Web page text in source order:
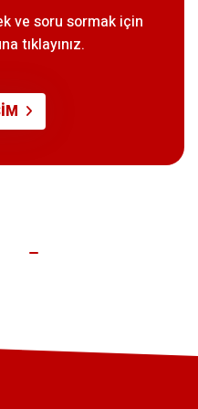
ve soru sormak için
tıklayınız.